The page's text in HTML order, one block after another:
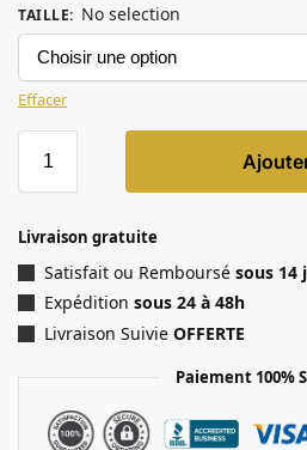
TAILLE: No selection
Effacer
Livraison gratuite
Satisfait ou Remboursé sous 14
Expédition sous 24 à 48h
Livraison Suivie OFFERTE
Paiement 100%